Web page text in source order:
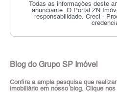
Todas as informações deste
anunciante. O Portal ZN
responsabilidade. Creci -
Blog do Grupo SP Imóvel
Confira a ampla pesquisa que
imobiliário em nosso blog. Clique